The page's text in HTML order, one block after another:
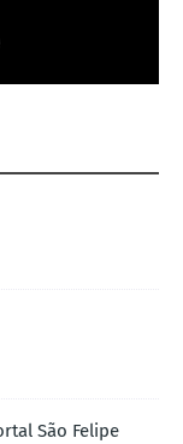
São Felipe